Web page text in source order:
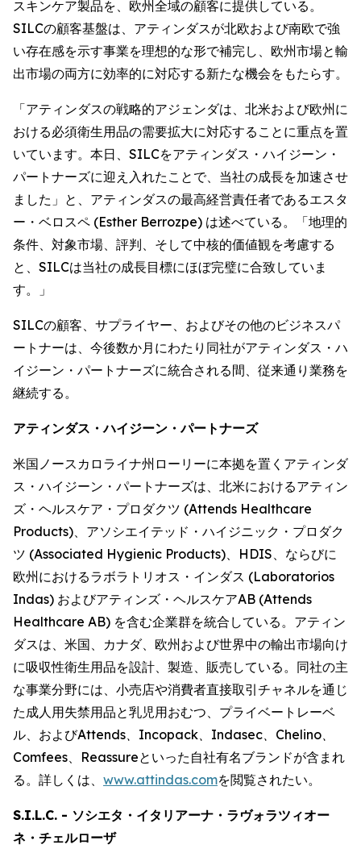
スキンケア製品を、欧州全域の顧客に提供している。
SILCの顧客基盤は、アティンダスが北欧および南欧で強
い存在感を示す事業を理想的な形で補完し、欧州市場と輸
出市場の両方に効率的に対応する新たな機会をもたらす。
「アティンダスの戦略的アジェンダは、北米および欧州に
おける必須衛生用品の需要拡大に対応することに重点を置
いています。本日、SILCをアティンダス・ハイジーン・
パートナーズに迎え入れたことで、当社の成長を加速させ
ました」と、アティンダスの最高経営責任者であるエスタ
ー・ベロスペ (Esther Berrozpe) は述べている。「地理的
条件、対象市場、評判、そして中核的価値観を考慮する
と、SILCは当社の成長目標にほぼ完璧に合致していま
す。」
SILCの顧客、サプライヤー、およびその他のビジネスパ
ートナーは、今後数か月にわたり同社がアティンダス・ハ
イジーン・パートナーズに統合される間、従来通り業務を
継続する。
アティンダス・ハイジーン・パートナーズ
米国ノースカロライナ州ローリーに本拠を置くアティンダ
ス・ハイジーン・パートナーズは、北米におけるアティン
ズ・ヘルスケア・プロダクツ (Attends Healthcare
Products)、アソシエイテッド・ハイジニック・プロダク
ツ (Associated Hygienic Products)、HDIS、ならびに
欧州におけるラボラトリオス・インダス (Laboratorios
Indas) およびアティンズ・ヘルスケアAB (Attends
Healthcare AB) を含む企業群を統合している。アティン
ダスは、米国、カナダ、欧州および世界中の輸出市場向け
に吸収性衛生用品を設計、製造、販売している。同社の主
な事業分野には、小売店や消費者直接取引チャネルを通じ
た成人用失禁用品と乳児用おむつ、プライベートレーベ
ル、およびAttends、Incopack、Indasec、Chelino、
Comfees、 Reassureといった自社有名ブランドが含まれ
る。詳しくは、 www.attindas.comを閲覧されたい。
S.I.L.C. - ソシエタ・イタリアーナ・ラヴォラツィオー
ネ・チェルローザ